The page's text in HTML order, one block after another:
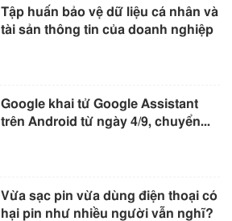
Tập huấn bảo vệ dữ liệu cá nhân và
tài sản thông tin của doanh nghiệp
Google khai tử Google Assistant
trên Android từ ngày 4/9, chuyển...
Vừa sạc pin vừa dùng điện thoại có
hại pin như nhiều người vẫn nghĩ?